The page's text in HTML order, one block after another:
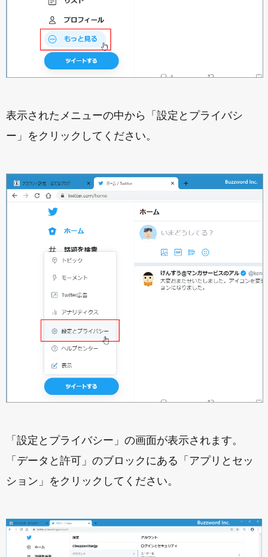
表示されたメニューの中から「設定とプライバシ
ー」をクリックしてください。
「設定とプライバシー」の画面が表示されます。
「データと許可」のブロックにある「アプリとセッ
ション」をクリックしてください。